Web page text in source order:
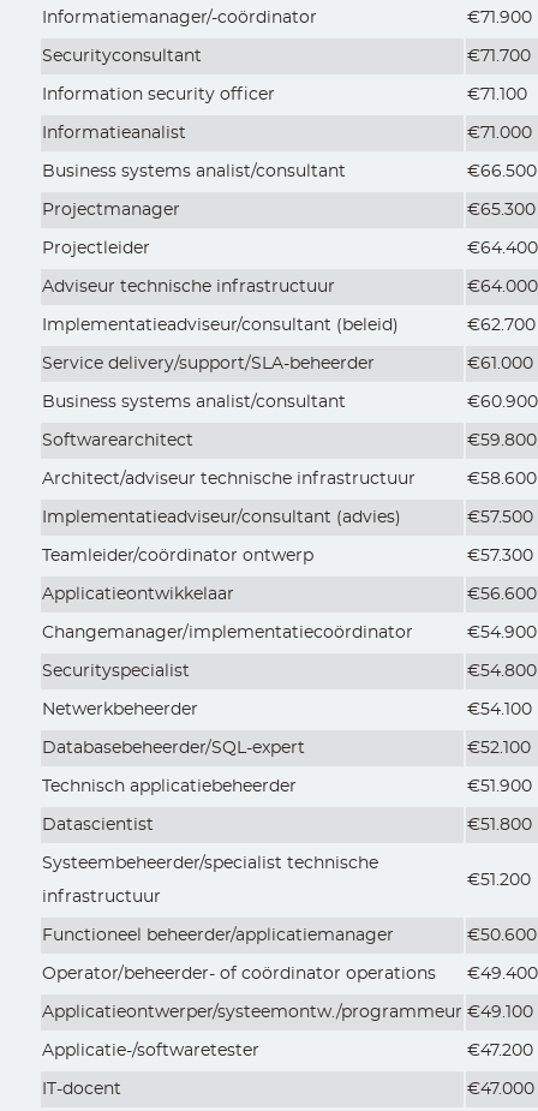
Informatiemanager/-coördinator €71.900
Securityconsultant €71.700
Information security officer €71.100
Informatieanalist €71.000
Business systems analist/consultant €66.500
Projectmanager €65.300
Projectleider €64.400
Adviseur technische infrastructuur €64.000
Implementatieadviseur/consultant (beleid) €62.700
Service delivery/support/SLA-beheerder €61.000
Business systems analist/consultant €60.900
Softwarearchitect €59.800
Architect/adviseur technische infrastructuur €58.600
Implementatieadviseur/consultant (advies) €57.500
Teamleider/coördinator ontwerp €57.300
Applicatieontwikkelaar €56.600
Changemanager/implementatiecoördinator €54.900
Securityspecialist €54.800
Netwerkbeheerder €54.100
Databasebeheerder/SQL-expert €52.100
Technisch applicatiebeheerder €51.900
Datascientist €51.800
Systeembeheerder/specialist technische
infrastructuur
€51.200
Functioneel beheerder/applicatiemanager €50.600
Operator/beheerder- of coördinator operations €49.400
Applicatieontwerper/systeemontw./programmeur €49.100
Applicatie-/softwaretester €47.200
IT-docent €47.000